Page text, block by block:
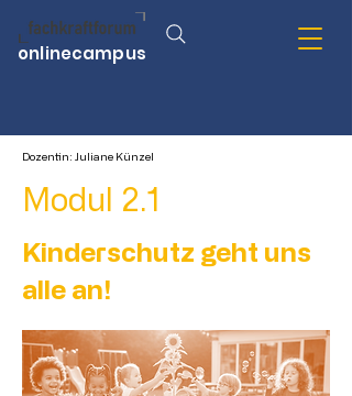
onlinecampus
Dozentin: Juliane Künzel
Modul 2.1
Kinderschutz geht uns
alle an!